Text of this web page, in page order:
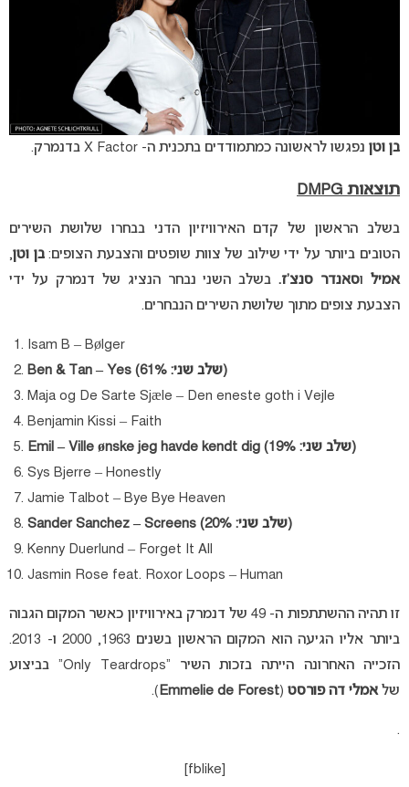
בן וטן נפגשו לראשונה כמתמודדים בתכנית ה- X Factor בדנמרק.
תוצאות DMPG
בשלב הראשון של קדם האירוויזיון הדני בבחרו שלושת השירים
הטובים ביותר על ידי שילוב של צוות שופטים והצבעת הצופים:בן וטן,
אמיל וסאנדר סנצ’ז.בשלב השני נבחר הנציג של דנמרק על ידי
הצבעת צופים מתוך שלושת השירים הנבחרים.
Isam B – Bølger
Ben & Tan – Yes (שלב שני: 61%)
Maja og De Sarte Sjæle – Den eneste goth i Vejle
Benjamin Kissi – Faith
Emil – Ville ønske jeg havde kendt dig (שלב שני: 19%)
Sys Bjerre – Honestly
Jamie Talbot – Bye Bye Heaven
Sander Sanchez – Screens (שלב שני: 20%)
Kenny Duerlund – Forget It All
Jasmin Rose feat. Roxor Loops – Human
זו תהיה ההשתתפות ה- 49 של דנמרק באירוויזיון כאשר המקום הגבוה
ביותר אליו הגיעה הוא המקום הראשון בשנים 1963, 2000 ו- 2013.
הזכייה האחרונה הייתה בזכות השיר “Only Teardrops” בביצוע
שלאמלי דה פורסט (
Emmelie de Forest
).
.